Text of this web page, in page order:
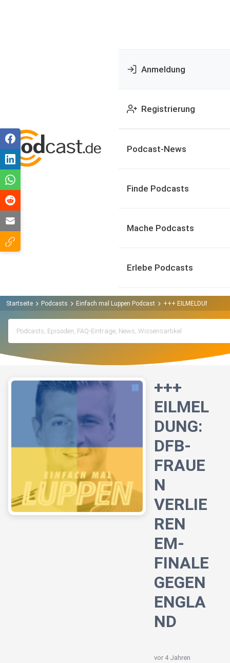
Anmeldung
Registrierung
Podcast-News
Finde Podcasts
Mache Podcasts
Erlebe Podcasts
Startseite Podcasts Einfach mal Luppen Podcast +++ EILMELDUNG:
+++
EILMEL
DUNG:
DFB-
FRAUE
N
VERLIE
REN
EM-
FINALE
GEGEN
ENGLA
ND
vor 4 Jahren